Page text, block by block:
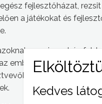
fejlesztőházat,
a játékokat és
annyira nehéz
embereket – mondta el
amellett, hogy
Kedves